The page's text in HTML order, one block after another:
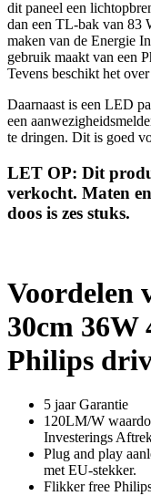
dit paneel een
dan een TL-bak van 83
maken van de Energie
gebruik maakt van een
Tevens beschikt het
Daarnaast is een LED
een
te dringen. Dit is goed
LET OP: Dit
verkocht. Maten
doos is zes stuks.
Voordelen
30cm 36W
Philips
5 jaar Garantie
120LM/W
Investerings
Plug and play
met EU-stekker.
Flikker free